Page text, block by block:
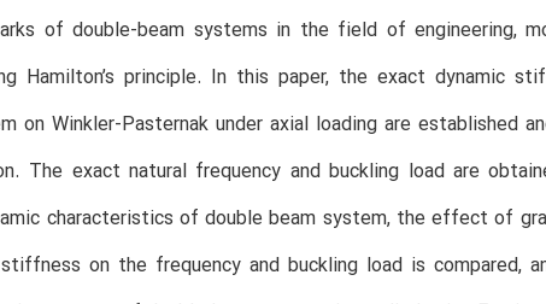
of double-beam systems in the field of engineering,
Hamilton’s principle. In this paper, the exact dynamic
on Winkler-Pasternak under axial loading are established
The exact natural frequency and buckling load are
characteristics of double beam system, the effect of
on the frequency and buckling load is compared,